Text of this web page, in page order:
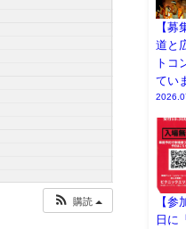
購読
【
道と
トコ
てい
【
日に